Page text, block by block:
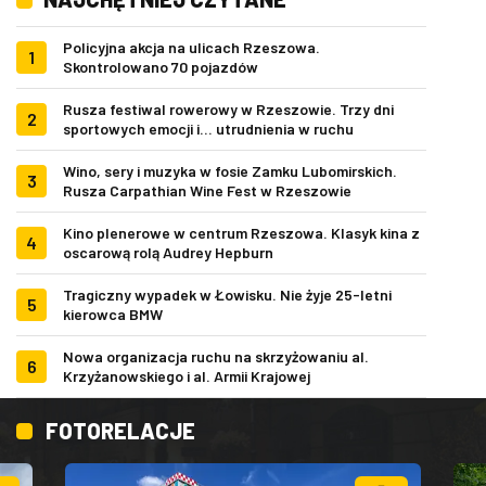
1
Policyjna akcja na ulicach Rzeszowa.
Skontrolowano 70 pojazdów
2
Rusza festiwal rowerowy w Rzeszowie. Trzy dni
sportowych emocji i... utrudnienia w ruchu
3
Wino, sery i muzyka w fosie Zamku Lubomirskich.
Rusza Carpathian Wine Fest w Rzeszowie
4
Kino plenerowe w centrum Rzeszowa. Klasyk kina z
oscarową rolą Audrey Hepburn
5
Tragiczny wypadek w Łowisku. Nie żyje 25-letni
kierowca BMW
6
Nowa organizacja ruchu na skrzyżowaniu al.
Krzyżanowskiego i al. Armii Krajowej
FOTORELACJE